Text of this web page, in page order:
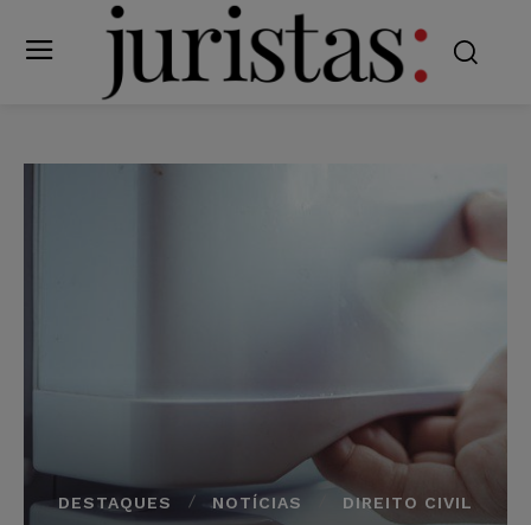
DESTAQUES NOTÍCIAS DIREITO CIVIL